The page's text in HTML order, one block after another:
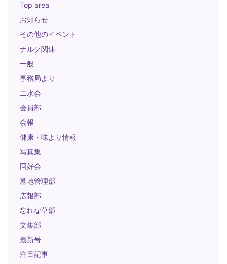
Top area
お知らせ
その他のイベント
ナルク関連
一般
事務局より
二水会
会員部
会報
健康・味より情報
写真集
同好会
墓地管理部
広報部
忘れな草部
文集部
最新号
注目記事